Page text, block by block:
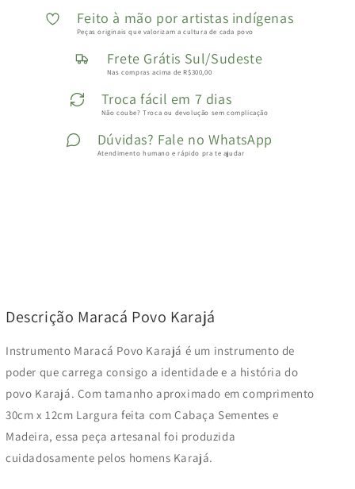
Feito à mão por artistas indígenas
Peças originais que valorizam a cultura de cada povo
Frete Grátis Sul/Sudeste
Nas compras acima de R$300,00
Troca fácil em 7 dias
Não coube? Troca ou devolução sem complicação
Dúvidas? Fale no WhatsApp
Atendimento humano e rápido pra te ajudar
Descrição Maracá Povo Karajá
Instrumento Maracá Povo Karajá é um instrumento de
poder que carrega consigo a identidade e a história do
povo Karajá. Com tamanho aproximado em comprimento
30cm x 12cm Largura feita com Cabaça Sementes e
Madeira, essa peça artesanal foi produzida
cuidadosamente pelos homens Karajá.